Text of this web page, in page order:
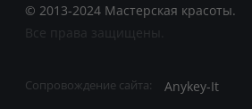
© 2013-2024 Мастерская красоты.
Все права защищены.
Сопровождение сайта: Anykey-It